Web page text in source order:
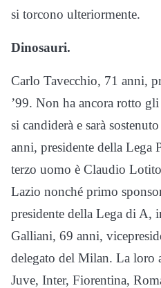
si torcono ulteriormente.
Dinosauri.
Carlo Tavecchio, 71 anni,
’99. Non ha ancora rotto
si candiderà e sarà
anni, presidente della Lega
terzo uomo è Claudio
Lazio nonché primo
presidente della Lega di A,
Galliani, 69 anni,
delegato del Milan. La loro
Juve, Inter, Fiorentina,